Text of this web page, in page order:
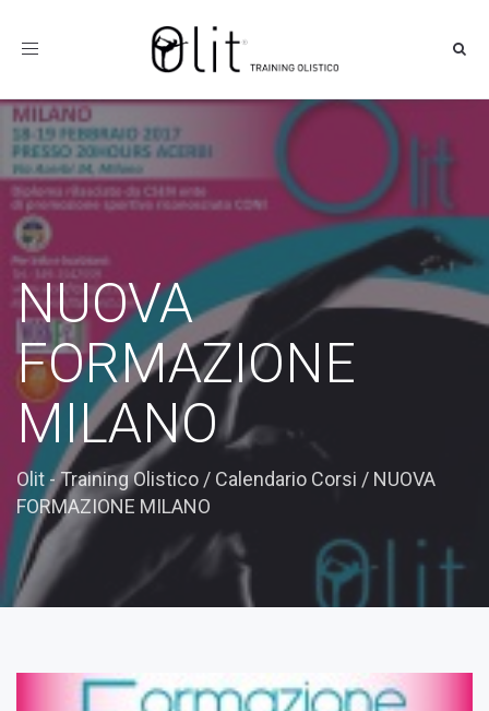
Toggle
NUOVA
FORMAZIONE
MILANO
Olit - Training Olistico / Calendario Corsi / NUOVA
FORMAZIONE MILANO